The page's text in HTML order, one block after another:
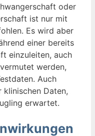
oder
ist nur mit
Es wird aber
einer bereits
einzuleiten, auch
werden,
Auch
Daten,
erwartet.